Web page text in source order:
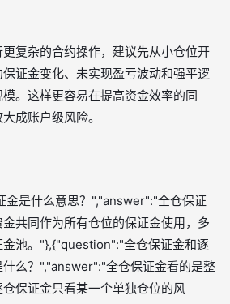
复杂的合约操作，建议先从小仓位开
证金变化、未实现盈亏波动和强平逻
。这样更容易在提高资金效率的同
成账户级风险。
是什么意思？","answer":"全仓保证
共同作为所有仓位的保证金使用，多
池。"},{"question":"全仓保证金和逐
么？","answer":"全仓保证金看的是整
保证金只看某一个单独仓位的风